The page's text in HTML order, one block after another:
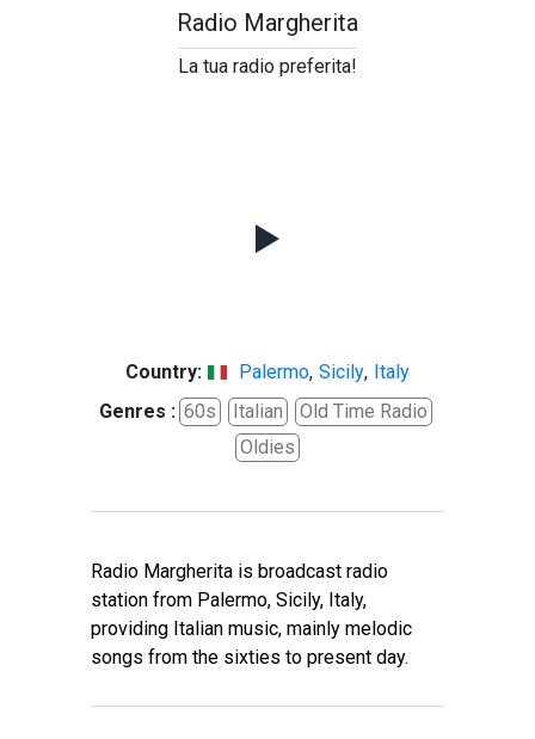
Radio Margherita
La tua radio preferita!
Country: Palermo, Sicily, Italy
Genres : 60s Italian
Old Time Radio
Oldies
Radio Margherita is broadcast radio
station from Palermo, Sicily, Italy,
providing Italian music, mainly melodic
songs from the sixties to present day.